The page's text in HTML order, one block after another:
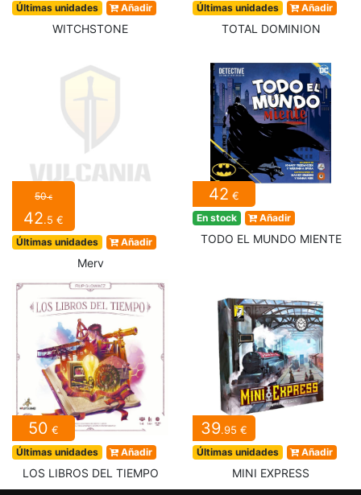
Últimas unidades Añadir
WITCHSTONE
Últimas unidades Añadir
TOTAL DOMINION
50€
42.5 €
Últimas unidades Añadir
Merv
42 €
En stock Añadir
TODO EL MUNDO MIENTE
50 €
Últimas unidades Añadir
LOS LIBROS DEL TIEMPO
39.95 €
Últimas unidades Añadir
MINI EXPRESS